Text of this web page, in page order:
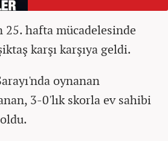
hafta mücadelesinde
karşı karşıya geldi.
oynanan
3-0'lık skorla ev sahibi